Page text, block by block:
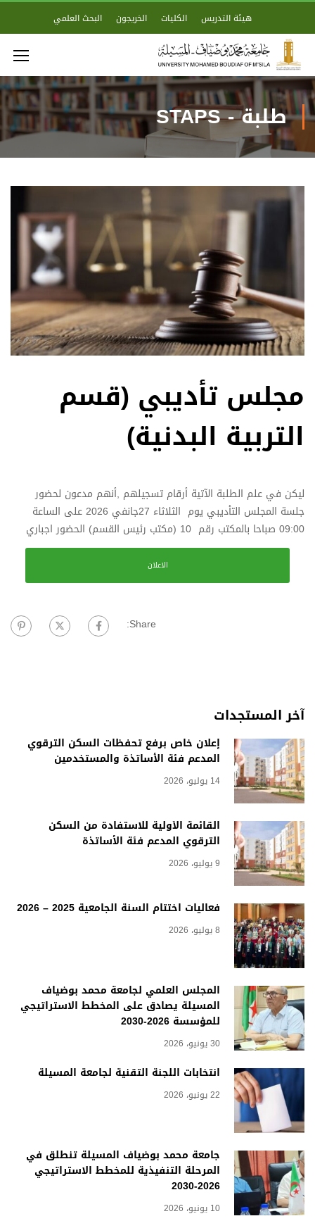
هيئة التدريس الكليات الخريجون البحث العلمي
طلبة - STAPS
مجلس تأديبي (قسم
التربية البدنية)
ليكن في علم الطلبة الآتية أرقام تسجيلهم ,أنهم مدعون لحضور
جلسة المجلس التأديبي يوم الثلاثاء 27جانفي 2026 على الساعة
09:00 صباحا بالمكتب رقم 10 (مكتب رئيس القسم) الحضور اجباري
الاعلان
Share:
آخر المستجدات
إعلان خاص برفع تحفظات السكن الترقوي
المدعم فئة الأساتذة والمستخدمين
14 يوليو، 2026
القائمة الأولية للاستفادة من السكن
الترقوي المدعم فئة الأساتذة
9 يوليو، 2026
فعاليات اختتام السنة الجامعية 2025 – 2026
8 يوليو، 2026
المجلس العلمي لجامعة محمد بوضياف
المسيلة يصادق على المخطط الاستراتيجي
للمؤسسة 2026-2030
30 يونيو، 2026
انتخابات اللجنة التقنية لجامعة المسيلة
22 يونيو، 2026
جامعة محمد بوضياف المسيلة تنطلق في
المرحلة التنفيذية للمخطط الاستراتيجي
2026-2030
10 يونيو، 2026